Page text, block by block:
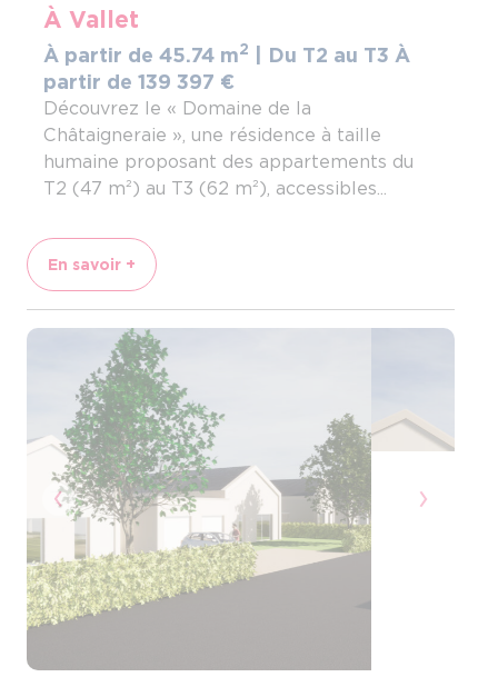
À Vallet
À partir de 45.74 m2 | Du T2 au T3 À
partir de 139 397 €
Découvrez le « Domaine de la
Châtaigneraie », une résidence à taille
humaine proposant des appartements du
T2 (47 m²) au T3 (62 m²), accessibles...
En savoir +
Previous Next